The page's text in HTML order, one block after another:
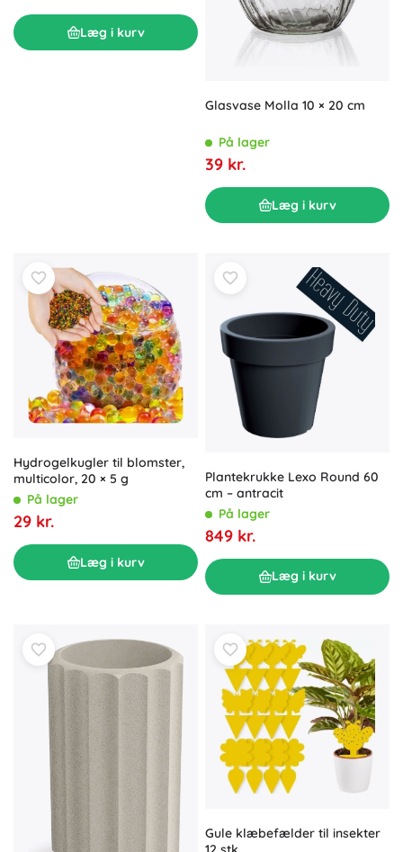
Læg i kurv
Glasvase Molla 10 × 20 cm
På lager
39 kr.
Læg i kurv
Hydrogelkugler til blomster,
multicolor, 20 × 5 g
På lager
29 kr.
Læg i kurv
Plantekrukke Lexo Round 60
cm – antracit
På lager
849 kr.
Læg i kurv
Gule klæbefælder til insekter